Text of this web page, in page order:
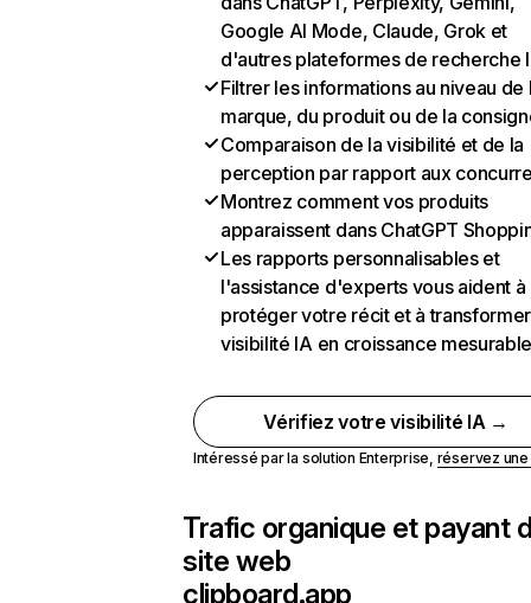
Google AI Mode, Claude, Grok et
d'autres plateformes de recherche
Filtrer les informations au niveau de
marque, du produit ou de la
Comparaison de la visibilité et de la
perception par rapport aux
Montrez comment vos produits
apparaissent dans ChatGPT
Les rapports personnalisables et
l'assistance d'experts vous aident à
protéger votre récit et à
visibilité IA en croissance
Vérifiez votre visibilité IA →
Intéressé par la solution Enterprise, réservez
Trafic organique et payant
site web
clipboard.app